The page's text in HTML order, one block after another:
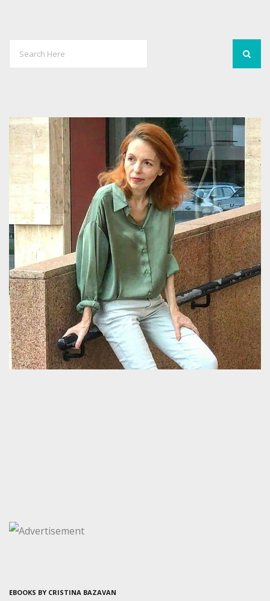
EBOOKS BY CRISTINA BAZAVAN